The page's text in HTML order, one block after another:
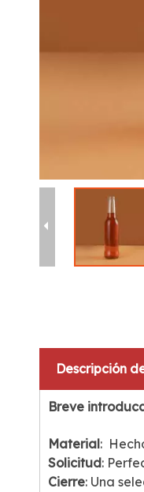
Descripción
Breve
Material:
Solicitud:
Cierre: Una